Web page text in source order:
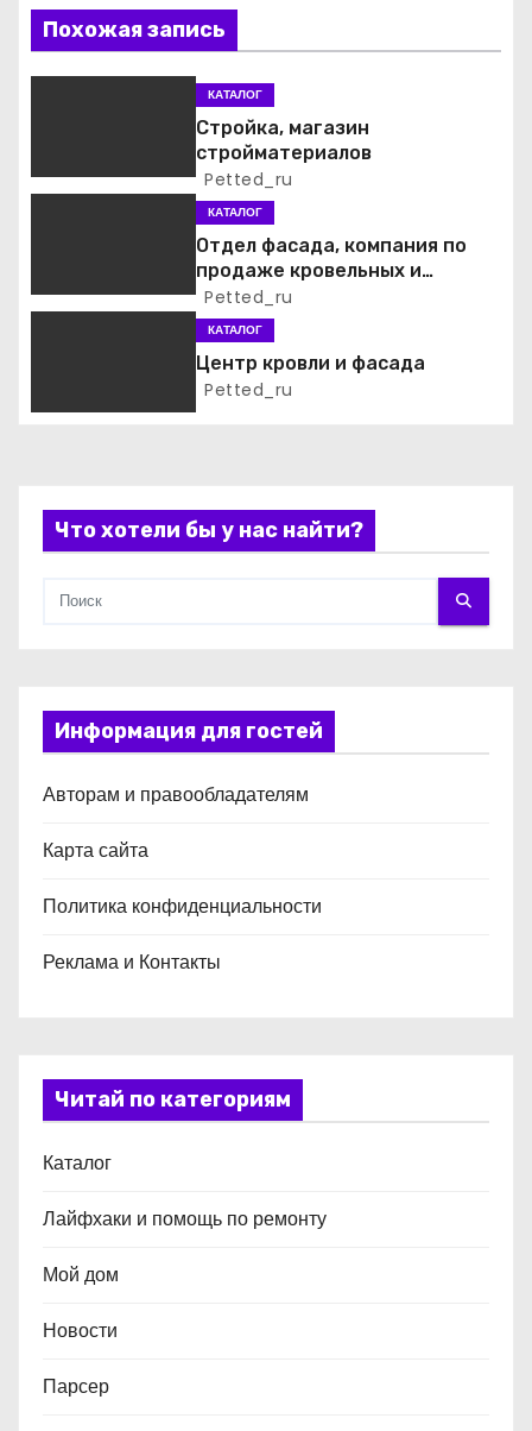
и
я
о
п
с
м
Похожая запись
КАТАЛОГ
Стройка, магазин
стройматериалов
Petted_ru
КАТАЛОГ
Отдел фасада, компания по
продаже кровельных и
фасадных материалов
Petted_ru
КАТАЛОГ
Центр кровли и фасада
Petted_ru
Что хотели бы у нас найти?
Информация для гостей
Авторам и правообладателям
Карта сайта
Политика конфиденциальности
Реклама и Контакты
Читай по категориям
Каталог
Лайфхаки и помощь по ремонту
Мой дом
Новости
Парсер